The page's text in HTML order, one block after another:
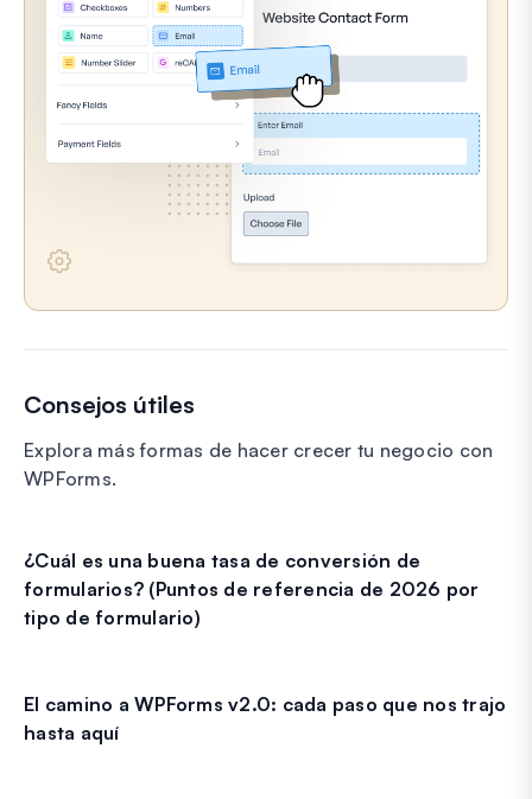
Consejos útiles
Explora más formas de hacer crecer tu negocio con
WPForms.
¿Cuál es una buena tasa de conversión de
formularios? (Puntos de referencia de 2026 por
tipo de formulario)
El camino a WPForms v2.0: cada paso que nos trajo
hasta aquí